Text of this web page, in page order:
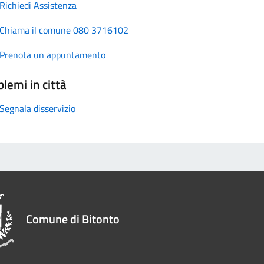
Richiedi Assistenza
Chiama il comune 080 3716102
Prenota un appuntamento
in città
Segnala disservizio
Comune di Bitonto